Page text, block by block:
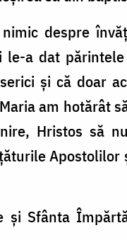
despre
a dat
și că doar
am hotărât
Hristos să
și Sfânta